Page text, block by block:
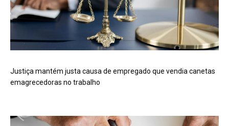
Justiça mantém justa causa de empregado que vendia canetas
emagrecedoras no trabalho